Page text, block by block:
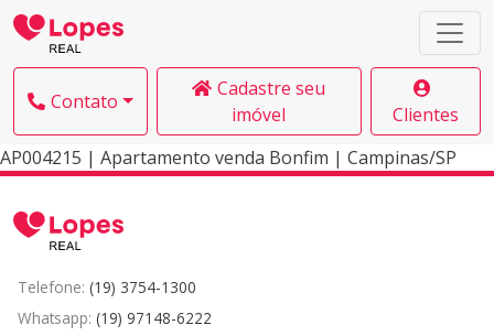
Contato
Cadastre seu
imóvel
Clientes
AP004215 | Apartamento venda Bonfim | Campinas/SP
Telefone: (19) 3754-1300
Whatsapp: (19) 97148-6222